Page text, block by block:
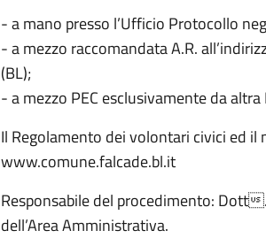
- a mano presso l’Ufficio Protocollo
- a mezzo raccomandata A.R.
(BL);
- a mezzo PEC esclusivamente da
Il Regolamento dei volontari civici ed
www.comune.falcade.bl.it
Responsabile del procedimento: Dott
dell’Area Amministrativa.